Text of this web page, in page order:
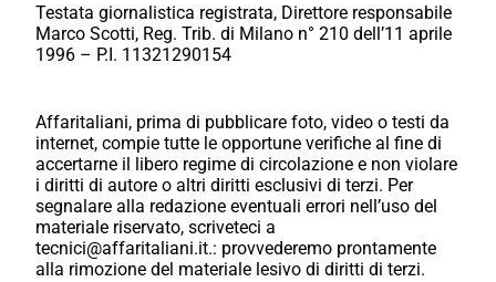
Testata giornalistica registrata, Direttore responsabile
Marco Scotti, Reg. Trib. di Milano n° 210 dell’11 aprile
1996 – P.I. 11321290154
Affaritaliani, prima di pubblicare foto, video o testi da
internet, compie tutte le opportune verifiche al fine di
accertarne il libero regime di circolazione e non violare
i diritti di autore o altri diritti esclusivi di terzi. Per
segnalare alla redazione eventuali errori nell’uso del
materiale riservato, scriveteci a
tecnici@affaritaliani.it.: provvederemo prontamente
alla rimozione del materiale lesivo di diritti di terzi.